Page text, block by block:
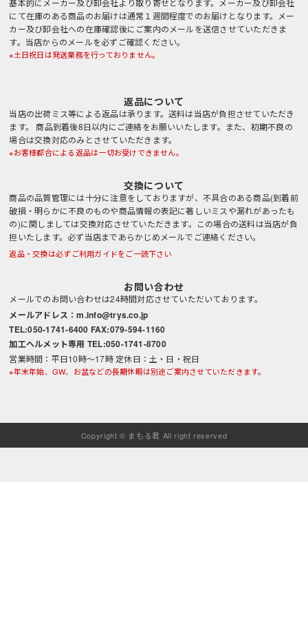
にて在庫のある商品のお届けは通常１週間程度でのお届けとなります。メー
カー及び卸会社への在庫確認後にご案内のメールを送信させていただきま
す。当店からのメールを必ずご確認ください。
※土日祝日は発送業務を行っておりません。
返品について
当店の出荷ミス等による返品は承ります。送料は当店が負担させていただき
ます。 商品到着後8日以内にご連絡をお願いいたします。また、初期不良の
場合は交換対応のみとさせていただきます。
※お客様都合による返品は一切お受けできません。
交換について
商品の品質管理には十分に注意をしておりますが、不具合のある商品(到着前
破損・明らかに不良のものや商品情報の表記に著しいミスや漏れがあったも
の)に関しましては交換対応させていただきます。この場合の送料は当店が負
担いたします。必ず当店まであらかじめメールでご連絡ください。
返品・交換は必ずご利用ガイドをご一読下さい
お問い合わせ
メールでのお問い合わせは24時間対応させていただいております。
メールアドレス：m.info@trys.co.jp
TEL:050-1741-6400 FAX:079-594-1160
加工ヘルメット専用 TEL:050-1741-8700
営業時間：平日10時～17時 定休日：土・日・祝日
※年末年始、GW、お盆などの長期休暇は別途ご案内させていただきます。
Copyright © まもる君 All right reserved